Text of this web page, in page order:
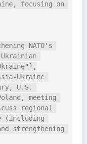
focusing on
NATO's
Ukraine
U.S.
meeting
regional
(including
strengthening